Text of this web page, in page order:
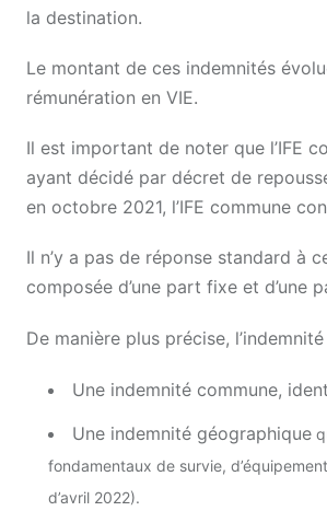
la destination.
Le montant de ces indemnités
rémunération en VIE.
Il est important de noter que l’IFE
ayant décidé par décret de
en octobre 2021, l’IFE commune
Il n’y a pas de réponse standard à
composée d’une part fixe et
De manière plus précise,
Une indemnité commune,
Une indemnité géographique
fondamentaux de survie,
d’avril 2022).